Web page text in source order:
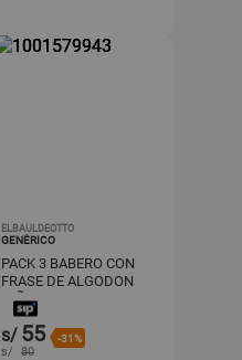
ELBAULDEOTTO
GENÉRICO
PACK 3 BABERO CON
FRASE DE ALGODON
NIÑO
s/ 55 -31%
s/ 80